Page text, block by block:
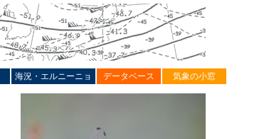
海況・エルニーニョ データベース 気象の小窓